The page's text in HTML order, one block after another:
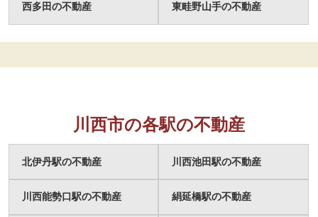
西多田の不動産 東畦野山手の不動産
川西市の各駅の不動産
北伊丹駅の不動産 川西池田駅の不動産
川西能勢口駅の不動産 絹延橋駅の不動産